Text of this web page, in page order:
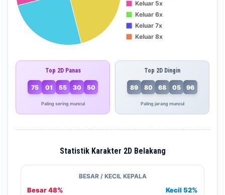
Top 2D Panas
75 01 55 30 50
Paling sering muncul
Top 2D Dingin
89 80 68 05 96
Paling jarang muncul
Statistik Karakter 2D Belakang
BESAR / KECIL KEPALA
Besar 48% Kecil 52%